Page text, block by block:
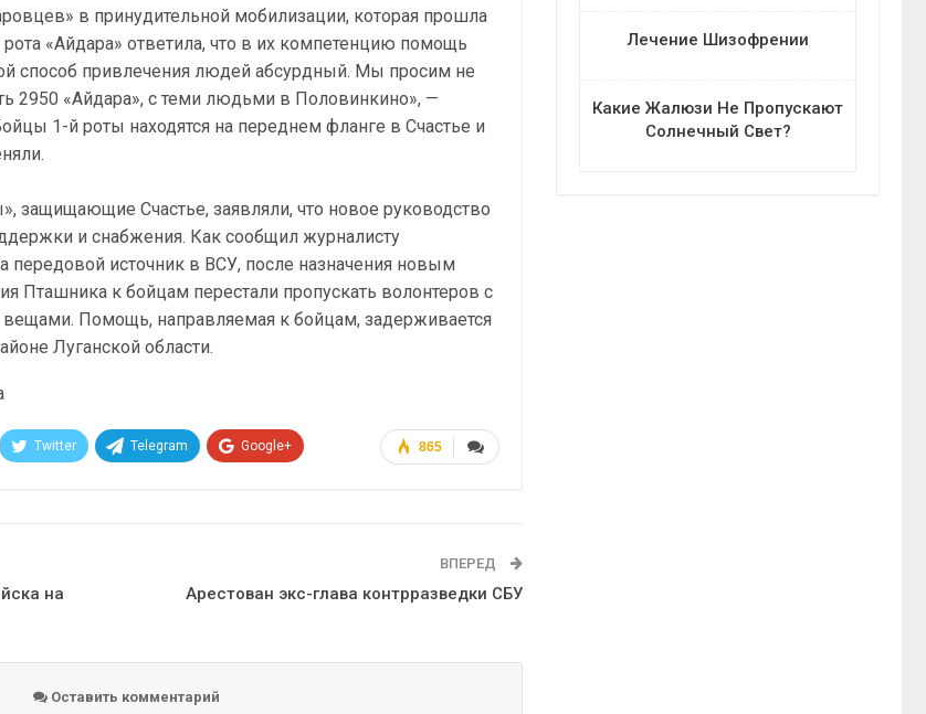
в принудительной мобилизации, которая прошла
«Айдара» ответила, что в их компетенцию помощь
способ привлечения людей абсурдный. Мы просим не
2950 «Айдара», с теми людьми в Половинкино», —
1-й роты находятся на переднем фланге в Счастье и
защищающие Счастье, заявляли, что новое руководство
и снабжения. Как сообщил журналисту
передовой источник в ВСУ, после назначения новым
Пташника к бойцам перестали пропускать волонтеров с
Помощь, направляемая к бойцам, задерживается
Луганской области.
865
Twitter Telegram Google+
на
ВПЕРЕД
Арестован экс-глава контрразведки СБУ
Оставить комментарий
Лечение Шизофрении
Какие Жалюзи Не Пропускают
Солнечный Свет?